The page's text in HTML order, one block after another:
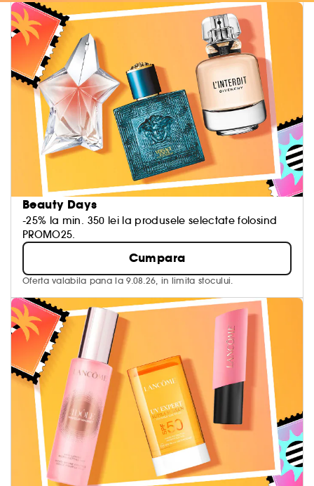
Beauty Days
-25% la min. 350 lei la produsele selectate folosind
PROMO25.
Cumpara
Oferta valabila pana la 9.08.26, in limita stocului.